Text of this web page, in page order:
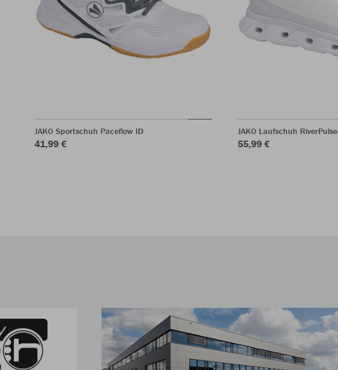
JAKO Sportschuh Paceflow ID
41,99 €
JAKO Laufschuh RiverPulse
55,99 €